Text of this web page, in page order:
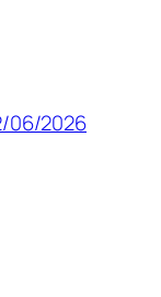
06/2026